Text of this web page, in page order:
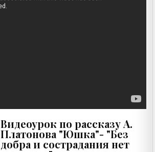
Видеоурок по рассказу А.
Платонова "Юшка"- "Без
добра и сострадания нет